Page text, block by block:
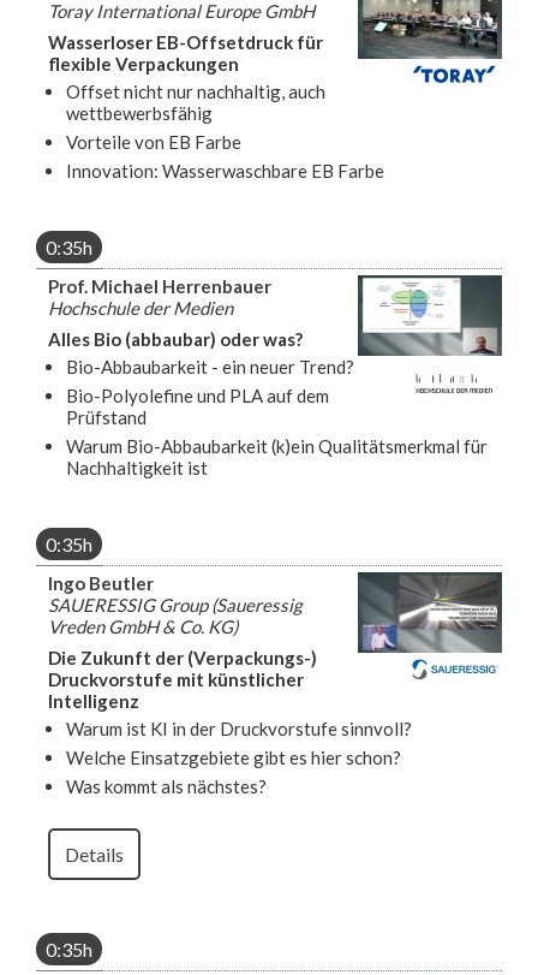
Toray International Europe GmbH
Wasserloser EB-Offsetdruck für
flexible Verpackungen
Offset nicht nur nachhaltig, auch
wettbewerbsfähig
Vorteile von EB Farbe
Innovation: Wasserwaschbare EB Farbe
0:35h
Prof. Michael Herrenbauer
Hochschule der Medien
Alles Bio (abbaubar) oder was?
Bio-Abbaubarkeit - ein neuer Trend?
Bio-Polyolefine und PLA auf dem
Prüfstand
Warum Bio-Abbaubarkeit (k)ein Qualitätsmerkmal für
Nachhaltigkeit ist
0:35h
Ingo Beutler
SAUERESSIG Group (Saueressig
Vreden GmbH & Co. KG)
Die Zukunft der (Verpackungs-)
Druckvorstufe mit künstlicher
Intelligenz
Warum ist KI in der Druckvorstufe sinnvoll?
Welche Einsatzgebiete gibt es hier schon?
Was kommt als nächstes?
Details
0:35h